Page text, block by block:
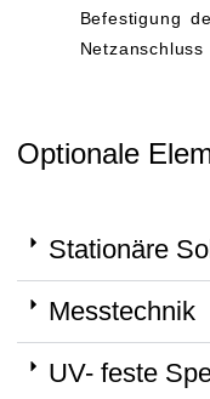
Befestigung
Netzanschluss
Optionale
Stationäre
Messtechnik
UV- feste